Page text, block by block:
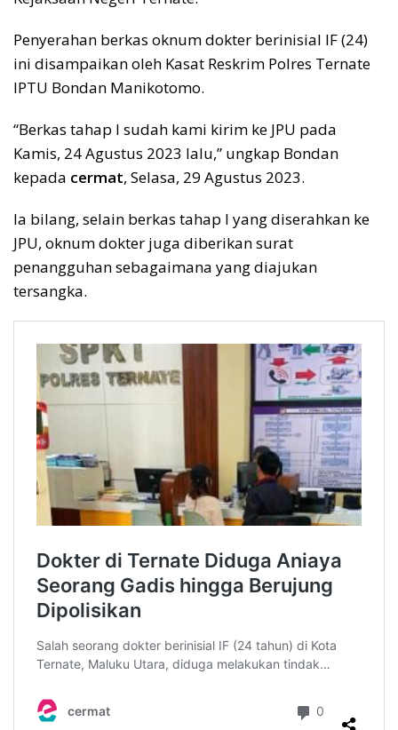
Penyerahan berkas oknum dokter berinisial IF (24)
ini disampaikan oleh Kasat Reskrim Polres Ternate
IPTU Bondan Manikotomo.
“Berkas tahap I sudah kami kirim ke JPU pada
Kamis, 24 Agustus 2023 lalu,” ungkap Bondan
kepada cermat, Selasa, 29 Agustus 2023.
Ia bilang, selain berkas tahap I yang diserahkan ke
JPU, oknum dokter juga diberikan surat
penangguhan sebagaimana yang diajukan
tersangka.